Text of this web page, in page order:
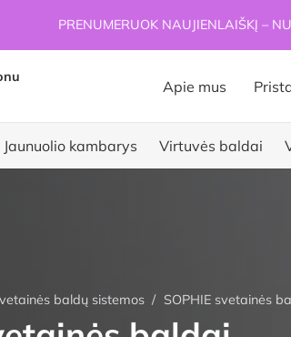
PRENUMERUOK NAUJIENLAIŠKĮ –
Apie mus
Jaunuolio kambarys Virtuvės baldai
baldų sistemos / SOPHIE svetainės